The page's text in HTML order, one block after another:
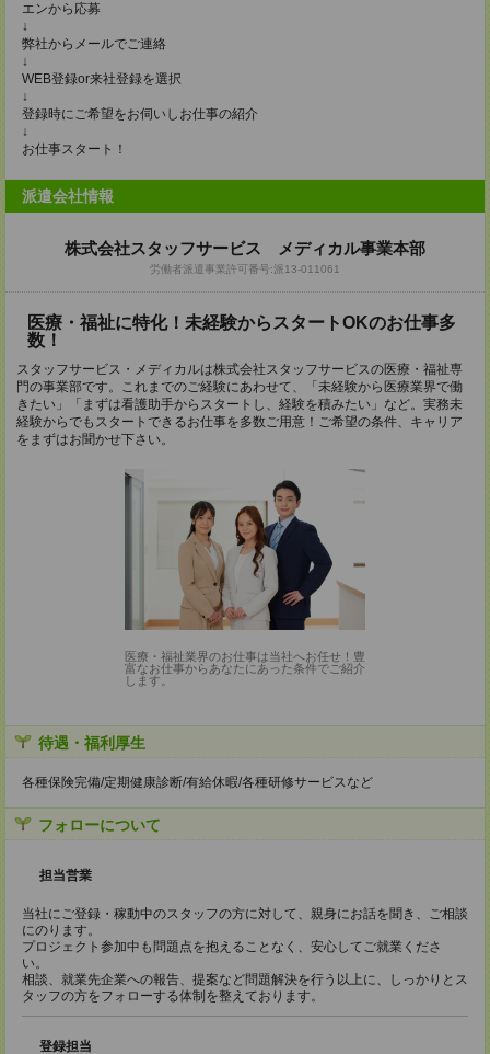
エンから応募
↓
弊社からメールでご連絡
↓
WEB登録or来社登録を選択
↓
登録時にご希望をお伺いしお仕事の紹介
↓
お仕事スタート！
派遣会社情報
株式会社スタッフサービス メディカル事業本部
労働者派遣事業許可番号:派13-011061
医療・福祉に特化！未経験からスタートOKのお仕事多
数！
スタッフサービス・メディカルは株式会社スタッフサービスの医療・福祉専
門の事業部です。これまでのご経験にあわせて、「未経験から医療業界で働
きたい」「まずは看護助手からスタートし、経験を積みたい」など。実務未
経験からでもスタートできるお仕事を多数ご用意！ご希望の条件、キャリア
をまずはお聞かせ下さい。
医療・福祉業界のお仕事は当社へお任せ！豊
富なお仕事からあなたにあった条件でご紹介
します。
待遇・福利厚生
各種保険完備/定期健康診断/有給休暇/各種研修サービスなど
フォローについて
担当営業
当社にご登録・稼動中のスタッフの方に対して、親身にお話を聞き、ご相談
にのります。
プロジェクト参加中も問題点を抱えることなく、安心してご就業くださ
い。
相談、就業先企業への報告、提案など問題解決を行う以上に、しっかりとス
タッフの方をフォローする体制を整えております。
登録担当